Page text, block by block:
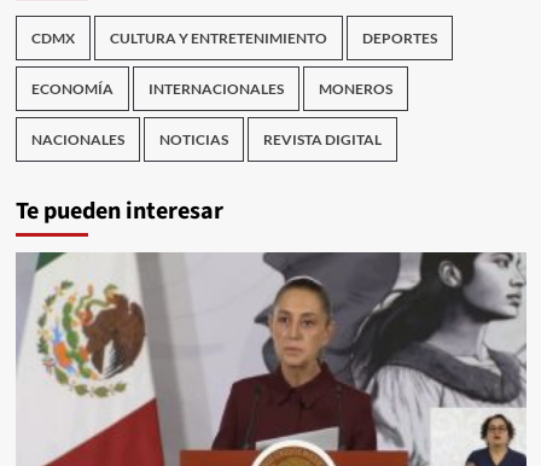
CDMX CULTURA Y ENTRETENIMIENTO DEPORTES
ECONOMÍA INTERNACIONALES MONEROS
NACIONALES NOTICIAS REVISTA DIGITAL
Te pueden interesar